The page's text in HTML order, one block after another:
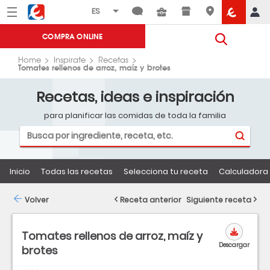
Menú Eroski
COMPRA ONLINE
Home Inspirate Recetas
Tomates rellenos de arroz, maíz y brotes
Recetas, ideas e inspiración
para planificar las comidas de toda la familia
Inicio Todas las recetas Selecciona tu receta
Tomates rellenos de arroz, maíz y
brotes
Descargar
Volver Receta anterior Siguiente receta